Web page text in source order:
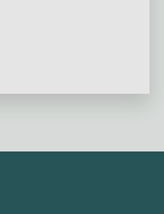
a 5 stelle